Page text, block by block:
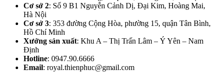
Cơ sở 2: Số 9 B1 Nguyễn Cảnh Dị, Đại Kim, Hoàng Mai,
Hà Nội​
Cơ sở 3: 353 đường Cộng Hòa, phường 15, quận Tân Bình,
Hồ Chí Minh
Xưởng sản xuất: Khu A – Thị Trấn Lâm – Ý Yên – Nam
Định​
Hotline: 0947.90.6666
Email: royal.thienphuc@gmail.com